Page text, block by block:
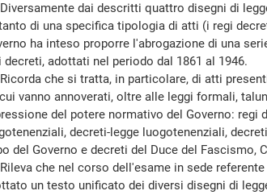
dai descritti quattro disegni di
di una specifica tipologia di atti (i regi
ha inteso proporre l'abrogazione di una
decreti, adottati nel periodo dal 1861 al 1946.
che si tratta, in particolare, di atti
vanno annoverati, oltre alle leggi formali,
del potere normativo del Governo: regi
decreti-legge luogotenenziali,
del Governo e decreti del Duce del Fascismo,
che nel corso dell'esame in sede
un testo unificato dei diversi disegni di